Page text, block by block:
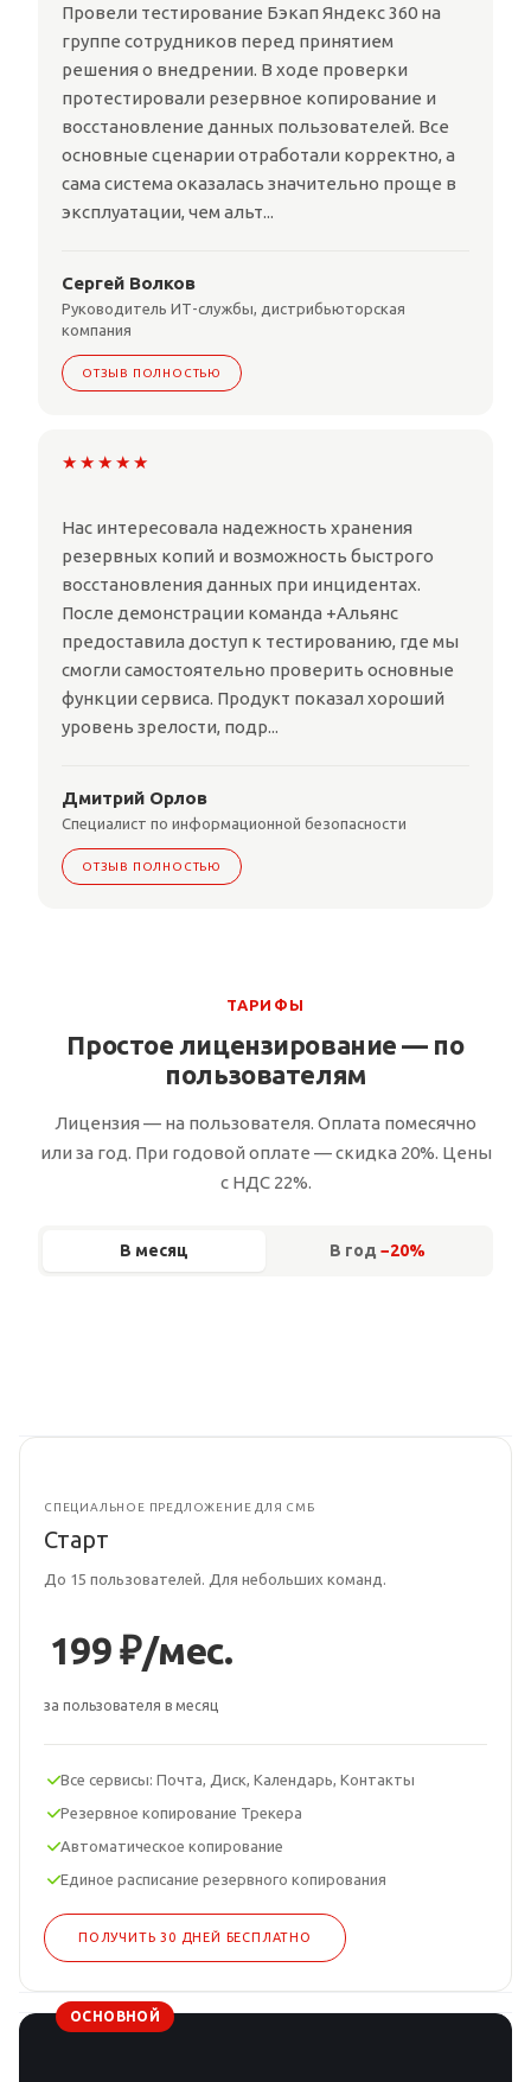
Провели тестирование Бэкап Яндекс 360 на
группе сотрудников перед принятием
решения о внедрении. В ходе проверки
протестировали резервное копирование и
восстановление данных пользователей. Все
основные сценарии отработали корректно, а
сама система оказалась значительно проще в
эксплуатации, чем альт...
Сергей Волков
Руководитель ИТ-службы, дистрибьюторская
компания
ОТЗЫВ ПОЛНОСТЬЮ
★★★★★
Нас интересовала надежность хранения
резервных копий и возможность быстрого
восстановления данных при инцидентах.
После демонстрации команда +Альянс
предоставила доступ к тестированию, где мы
смогли самостоятельно проверить основные
функции сервиса. Продукт показал хороший
уровень зрелости, подр...
Дмитрий Орлов
Специалист по информационной безопасности
ОТЗЫВ ПОЛНОСТЬЮ
ТАРИФЫ
Простое лицензирование — по
пользователям
Лицензия — на пользователя. Оплата помесячно
или за год. При годовой оплате — скидка 20%. Цены
с НДС 22%.
В месяц В год −20%
СПЕЦИАЛЬНОЕ ПРЕДЛОЖЕНИЕ ДЛЯ СМБ
Старт
До 15 пользователей. Для небольших команд.
199 ₽/мес.
за пользователя в месяц
Все сервисы: Почта, Диск, Календарь, Контакты
Резервное копирование Трекера
Автоматическое копирование
Единое расписание резервного копирования
ПОЛУЧИТЬ 30 ДНЕЙ БЕСПЛАТНО
ОСНОВНОЙ